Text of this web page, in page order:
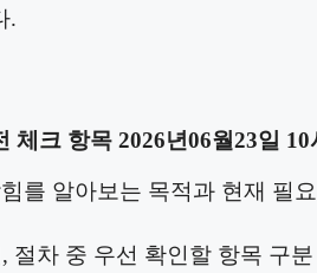
.
체크 항목 2026년06월23일 10
를 알아보는 목적과 현재 필
절차 중 우선 확인할 항목 구분